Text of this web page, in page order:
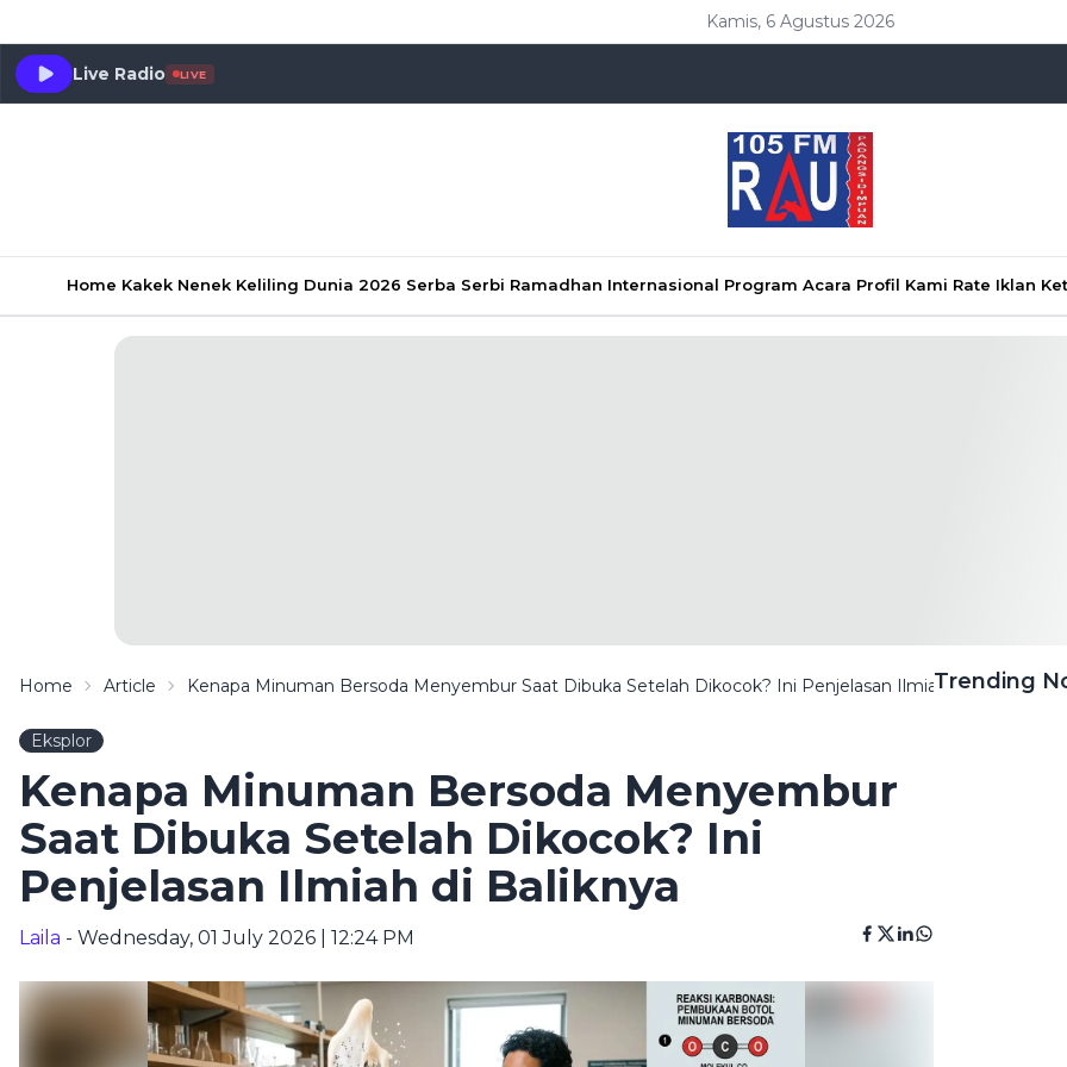
Kamis, 6 Agustus 2026
Live Radio LIVE
Home Kakek Nenek Keliling Dunia 2026 Serba Serbi Ramadhan Internasional Program Acara Profil Kami Rate Iklan
Home Article Kenapa Minuman Bersoda Menyembur Saat Dibuka Setelah Dikocok? Ini Penjelasan Ilmiah Di Baliknya
Eksplor
Kenapa Minuman Bersoda Menyembur
Saat Dibuka Setelah Dikocok? Ini
Penjelasan Ilmiah di Baliknya
Laila - Wednesday, 01 July 2026 | 12:24 PM
Trending